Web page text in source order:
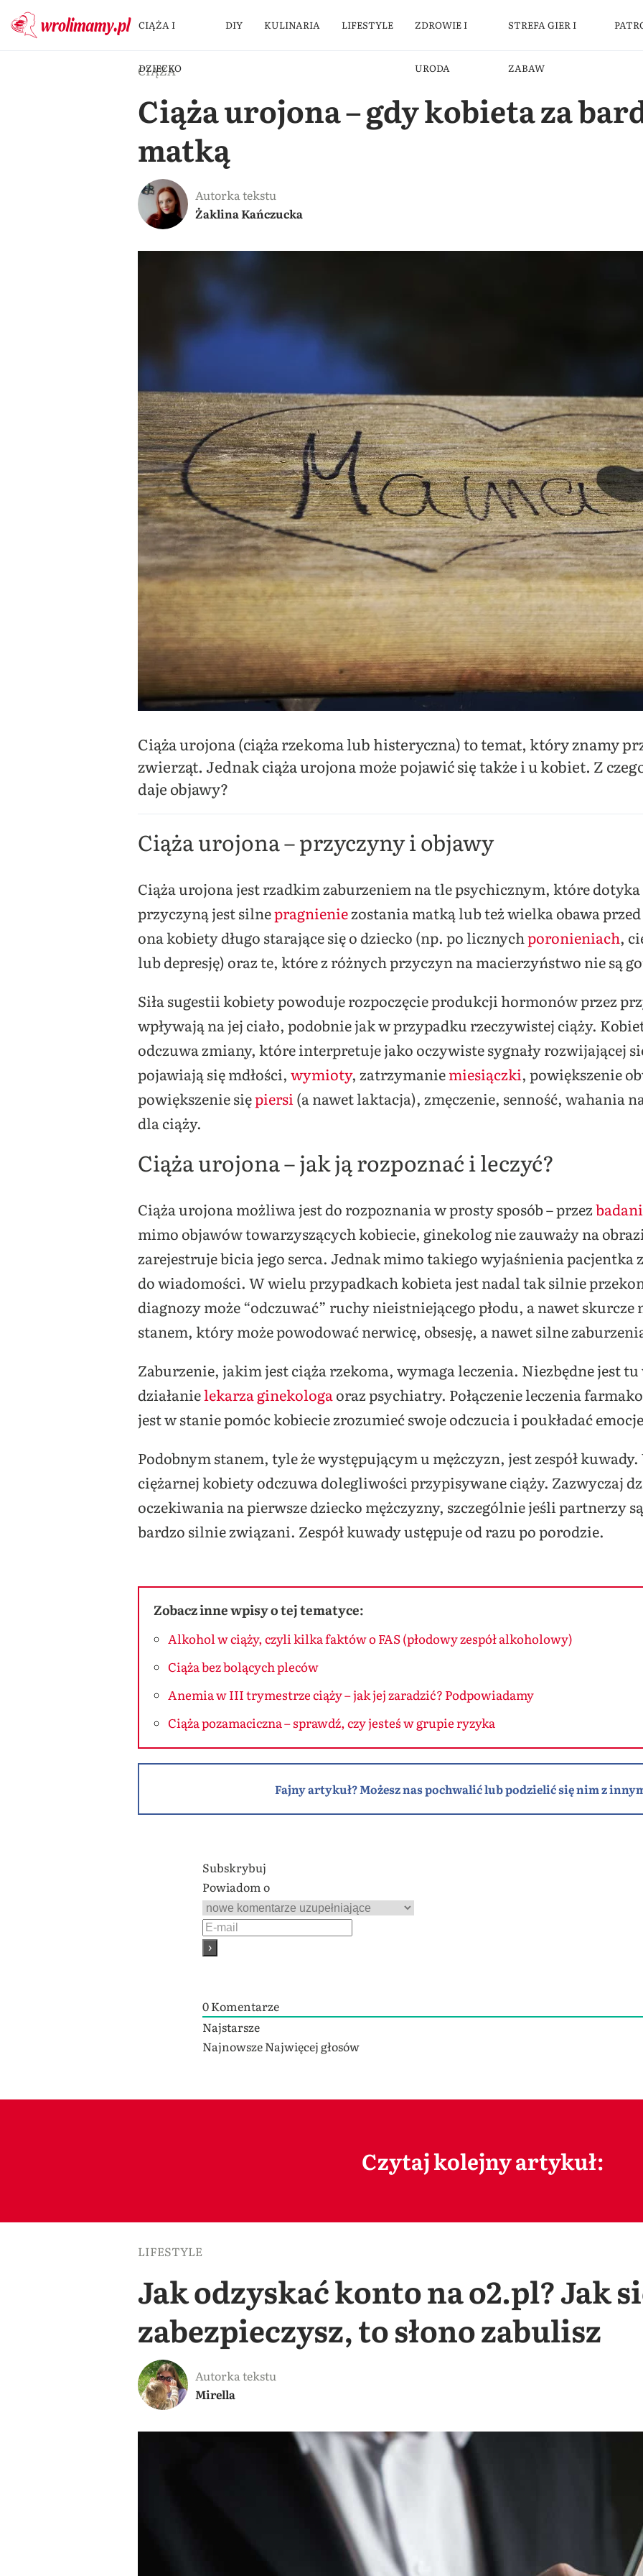
CIĄŻA I
DZIECKO
DIY KULINARIA LIFESTYLE ZDROWIE I
URODA
STREFA GIER I
ZABAW
CIĄŻA
Ciąża urojona – gdy kobieta za
matką
Autorka tekstu
Żaklina Kańczucka
Ciąża urojona (ciąża rzekoma lub histeryczna) to temat, który znamy
zwierząt. Jednak ciąża urojona może pojawić się także i u kobiet. Z
daje objawy?
Ciąża urojona – przyczyny i objawy
Ciąża urojona jest rzadkim zaburzeniem na tle psychicznym, które
przyczyną jest silnepragnieniezostania matką lub też wielka obawa
ona kobiety długo starające się o dziecko (np. po licznychporonieniach,
lub depresję) oraz te, które z różnych przyczyn na macierzyństwo nie są
Siła sugestii kobiety powoduje rozpoczęcie produkcji hormonów przez
wpływają na jej ciało, podobnie jak w przypadku rzeczywistej ciąży.
odczuwa zmiany, które interpretuje jako oczywiste sygnały rozwijającej
pojawiają się mdłości, wymioty, zatrzymaniemiesiączki, powiększenie
powiększenie siępiersi(a nawet laktacja), zmęczenie, senność, wahania
dla ciąży.
Ciąża urojona – jak ją rozpoznać i leczyć?
Ciąża urojona możliwa jest do rozpoznania w prosty sposób – przez
mimo objawów towarzyszących kobiecie, ginekolog nie zauważy na
zarejestruje bicia jego serca. Jednak mimo takiego wyjaśnienia pacjentka
do wiadomości. W wielu przypadkach kobieta jest nadal tak silnie
diagnozy może “odczuwać” ruchy nieistniejącego płodu, a nawet skurcze
stanem, który może powodować nerwicę, obsesję, a nawet silne
Zaburzenie, jakim jest ciąża rzekoma, wymaga leczenia. Niezbędne jest
działanielekarza ginekologaoraz psychiatry. Połączenie leczenia
jest w stanie pomóc kobiecie zrozumieć swoje odczucia i poukładać
Podobnym stanem, tyle że występującym u mężczyzn, jest zespół
ciężarnej kobiety odczuwa dolegliwości przypisywane ciąży. Zazwyczaj
oczekiwania na pierwsze dziecko mężczyzny, szczególnie jeśli partnerzy
bardzo silnie związani. Zespół kuwady ustępuje od razu po porodzie.
Zobacz inne wpisy o tej tematyce:
Alkohol w ciąży, czyli kilka faktów o FAS (płodowy zespół alkoholowy)
Ciąża bez bolących pleców
Anemia w III trymestrze ciąży – jak jej zaradzić? Podpowiadamy
Ciąża pozamaciczna – sprawdź, czy jesteś w grupie ryzyka
Fajny artykuł? Możesz nas pochwalić lub podzielić się nim z
Subskrybuj
Powiadom o
0Komentarze
Najstarsze
NajnowszeNajwięcej głosów
Czytaj kolejny artykuł:
LIFESTYLE
Jak odzyskać konto na o2.pl? Jak
zabezpieczysz, to słono zabulisz
Autorka tekstu
Mirella